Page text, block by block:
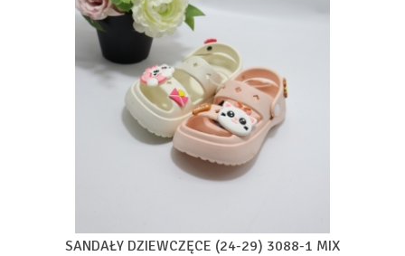
SANDAŁY DZIEWCZĘCE (24-29) 3088-1 MIX